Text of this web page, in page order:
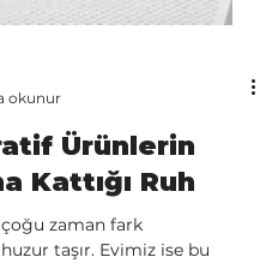
okunur
Ürünlerin
Kattığı Ruh
zaman fark